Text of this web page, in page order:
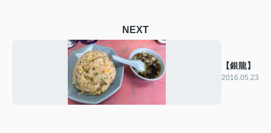
NEXT
【銀龍】
2016.05.23